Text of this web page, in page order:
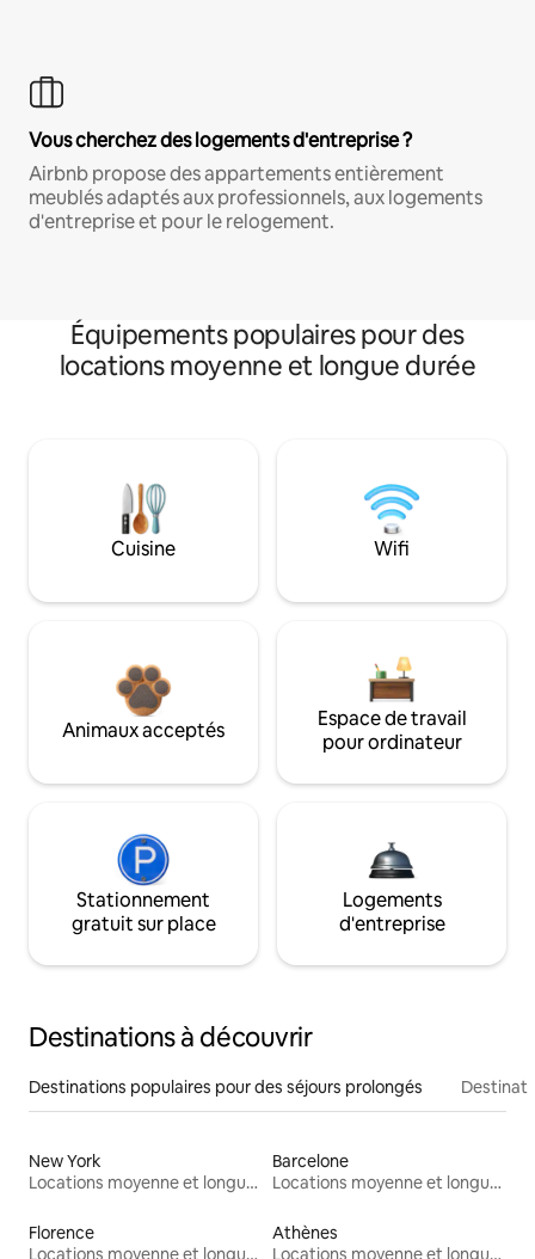
Vous cherchez des logements d'entreprise ?
Airbnb propose des appartements entièrement
meublés adaptés aux professionnels, aux logements
d'entreprise et pour le relogement.
Équipements populaires pour des
locations moyenne et longue durée
Cuisine Wifi
Animaux acceptés
Espace de travail
pour ordinateur
Stationnement
gratuit sur place
Logements
d'entreprise
Destinations à découvrir
Destinations populaires pour des séjours prolongés
New York
Locations moyenne et longue durée
Barcelone
Locations moyenne et longue durée
Florence
Locations moyenne et longue durée
Athènes
Locations moyenne et longue durée